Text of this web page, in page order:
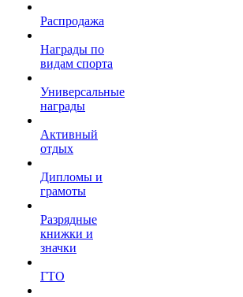
Распродажа
Награды по
видам спорта
Универсальные
награды
Активный
отдых
Дипломы и
грамоты
Разрядные
книжки и
значки
ГТО